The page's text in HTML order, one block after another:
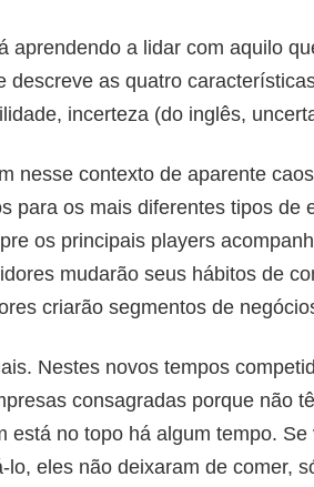
aprendendo a lidar com aquilo
descreve as quatro
incerteza (do inglês,
nesse contexto de aparente
para os mais diferentes tipos de
os principais players
mudarão seus hábitos de
criarão segmentos de
Nestes novos tempos
consagradas porque não
está no topo há algum tempo.
lo, eles não deixaram de comer,